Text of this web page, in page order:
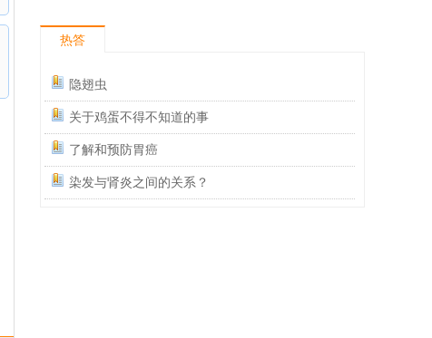
热答
隐翅虫
关于鸡蛋不得不知道的事
了解和预防胃癌
染发与肾炎之间的关系？